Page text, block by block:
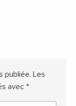
publiée. Les
avec *